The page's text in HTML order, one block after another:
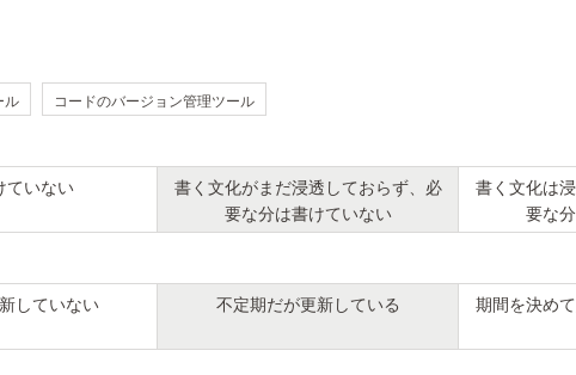
ル コードのバージョン管理ツール
ていない
書く文化がまだ浸透しておらず、必
要な分は書けていない
書く文化は
要な
していない 不定期だが更新している 期間を決め